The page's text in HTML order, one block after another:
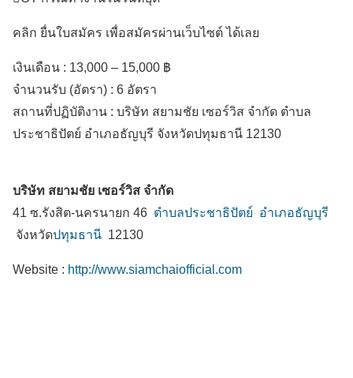
คลิก ยื่นใบสมัคร เพื่อสมัครผ่านเว็บไซต์ ได้เลย
เงินเดือน : 13,000 – 15,000 ฿
จำนวนรับ (อัตรา) : 6 อัตรา
สถานที่ปฏิบัติงาน : บริษัท สยามชัย เซอร์วิส จำกัด ตำบล
ประชาธิปัตย์ อำเภอธัญบุรี จังหวัดปทุมธานี 12130
บริษัท สยามชัย เซอร์วิส จำกัด
41 ซ.รังสิต-นครนายก 46 ตำบลประชาธิปัตย์ อำเภอธัญบุรี
จังหวัดปทุมธานี 12130
Website : http://www.siamchaiofficial.com